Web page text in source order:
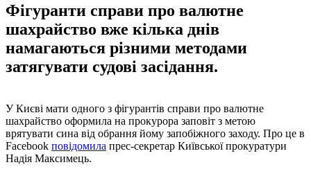
Фігуранти справи про валютне
шахрайство вже кілька днів
намагаються різними методами
затягувати судові засідання.
У Києві мати одного з фігурантів справи про валютне
шахрайство оформила на прокурора заповіт з метою
врятувати сина від обрання йому запобіжного заходу. Про це в
Facebook повідомила прес-секретар Київської прокуратури
Надія Максимець.